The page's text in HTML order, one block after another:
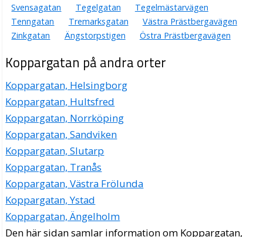
Svensagatan
Tegelgatan
Tegelmästarvägen
Tenngatan
Tremarksgatan
Västra Prästbergavägen
Zinkgatan
Ängstorpstigen Östra Prästbergavägen
Koppargatan på andra orter
Koppargatan, Helsingborg
Koppargatan, Hultsfred
Koppargatan, Norrköping
Koppargatan, Sandviken
Koppargatan, Slutarp
Koppargatan, Tranås
Koppargatan, Västra Frölunda
Koppargatan, Ystad
Koppargatan, Ängelholm
Den här sidan samlar information om Koppargatan,